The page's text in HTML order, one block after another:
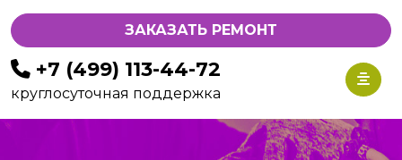
ЗАКАЗАТЬ РЕМОНТ
+7 (499) 113-44-72
круглосуточная поддержка